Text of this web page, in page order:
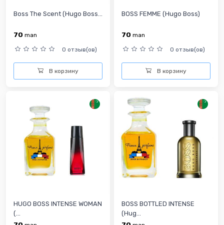
Boss The Scent (Hugo Boss...
70 man
0 отзыв(ов)
В корзину
BOSS FEMME (Hugo Boss)
70 man
0 отзыв(ов)
В корзину
HUGO BOSS INTENSE WOMAN
(...
BOSS BOTTLED INTENSE
(Hug...